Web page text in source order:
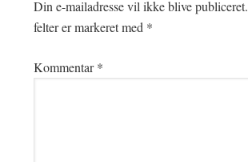
Din e-mailadresse vil ikke blive publiceret.
felter er markeret med *
Kommentar*